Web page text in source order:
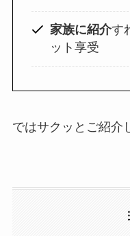
0048801
家族に紹介す
ット享受
ではサクッとご紹介